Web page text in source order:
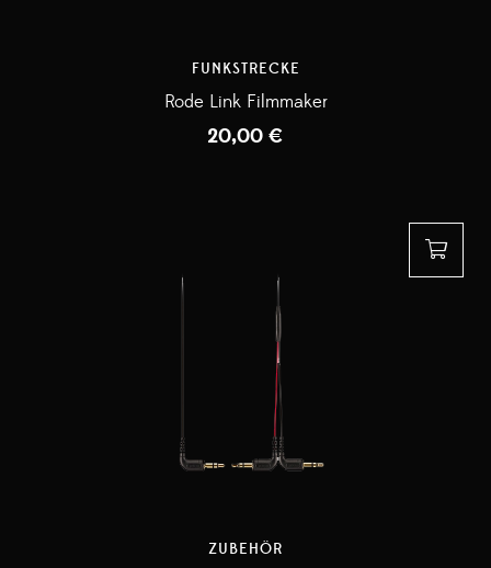
FUNKSTRECKE
Rode Link Filmmaker
20,00 €
ZUBEHÖR